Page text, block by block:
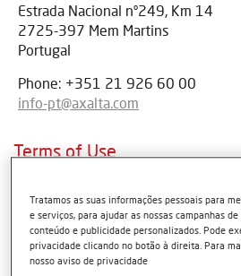
Estrada Nacional nº249, Km 14
2725-397 Mem Martins
Portugal
Phone: +351 21 926 60 00
info-pt@axalta.com
Terms of Use
Bem-vindo a este Web site. A
disposição mediante os Termos e
em seguida. A utilização deste site
Tratamos as suas informações pessoais para
e serviços, para ajudar as nossas campanhas
conteúdo e publicidade personalizados. Pode
privacidade clicando no botão à direita. Para
nosso aviso de privacidade